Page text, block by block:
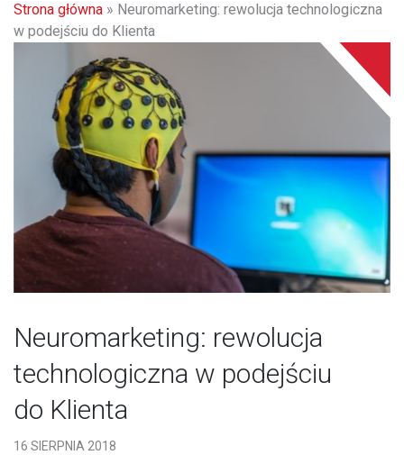
Strona główna » Neuromarketing: rewolucja technologiczna
w podejściu do Klienta
Neuromarketing: rewolucja
technologiczna w podejściu
do Klienta
16 SIERPNIA 2018